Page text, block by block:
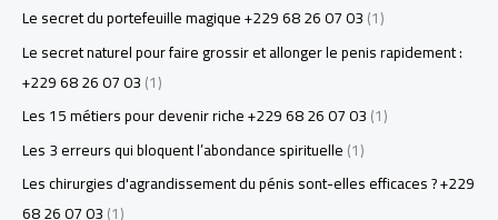
Le secret du portefeuille magique +229 68 26 07 03(1)
Le secret naturel pour faire grossir et allonger le penis rapidement :
+229 68 26 07 03(1)
Les 15 métiers pour devenir riche +229 68 26 07 03(1)
Les 3 erreurs qui bloquent l’abondance spirituelle(1)
Les chirurgies d'agrandissement du pénis sont-elles efficaces ? +229
68 26 07 03(1)